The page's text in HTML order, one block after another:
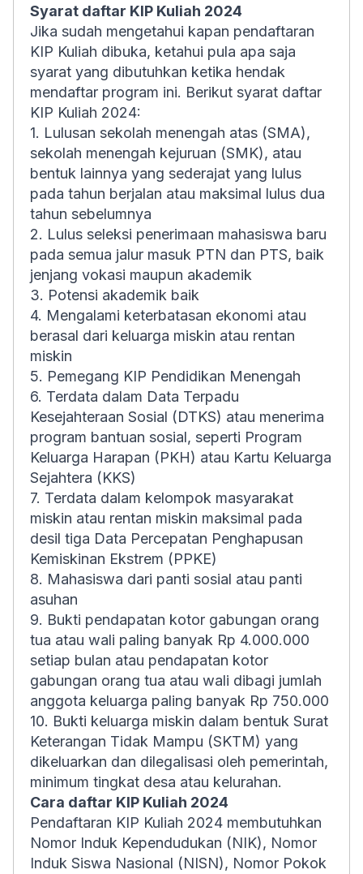
Syarat daftar KIP Kuliah 2024
Jika sudah mengetahui kapan pendaftaran
KIP Kuliah dibuka, ketahui pula apa saja
syarat yang dibutuhkan ketika hendak
mendaftar program ini. Berikut syarat daftar
KIP Kuliah 2024:
1. Lulusan sekolah menengah atas (SMA),
sekolah menengah kejuruan (SMK), atau
bentuk lainnya yang sederajat yang lulus
pada tahun berjalan atau maksimal lulus dua
tahun sebelumnya
2. Lulus seleksi penerimaan mahasiswa baru
pada semua jalur masuk PTN dan PTS, baik
jenjang vokasi maupun akademik
3. Potensi akademik baik
4. Mengalami keterbatasan ekonomi atau
berasal dari keluarga miskin atau rentan
miskin
5. Pemegang KIP Pendidikan Menengah
6. Terdata dalam Data Terpadu
Kesejahteraan Sosial (DTKS) atau menerima
program bantuan sosial, seperti Program
Keluarga Harapan (PKH) atau Kartu Keluarga
Sejahtera (KKS)
7. Terdata dalam kelompok masyarakat
miskin atau rentan miskin maksimal pada
desil tiga Data Percepatan Penghapusan
Kemiskinan Ekstrem (PPKE)
8. Mahasiswa dari panti sosial atau panti
asuhan
9. Bukti pendapatan kotor gabungan orang
tua atau wali paling banyak Rp 4.000.000
setiap bulan atau pendapatan kotor
gabungan orang tua atau wali dibagi jumlah
anggota keluarga paling banyak Rp 750.000
10. Bukti keluarga miskin dalam bentuk Surat
Keterangan Tidak Mampu (SKTM) yang
dikeluarkan dan dilegalisasi oleh pemerintah,
minimum tingkat desa atau kelurahan.
Cara daftar KIP Kuliah 2024
Pendaftaran KIP Kuliah 2024 membutuhkan
Nomor Induk Kependudukan (NIK), Nomor
Induk Siswa Nasional (NISN), Nomor Pokok